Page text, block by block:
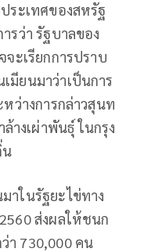
ระเทศของสหรัฐ
รว่า รัฐบาลของ
ะเรียกการปราบ
มียนมาว่าเป็นการ
หว่างการกล่าวสุนท
งเผ่าพันธุ์ ในกรุง
น
าในรัฐยะไข่ทาง
ส่งผลให้ชนก
า 730,000 คน